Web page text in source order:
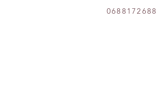
0688172688